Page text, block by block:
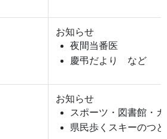
お知らせ
夜間当番医
慶弔だより など
お知らせ
スポーツ・図書館・
県民歩くスキーのつ